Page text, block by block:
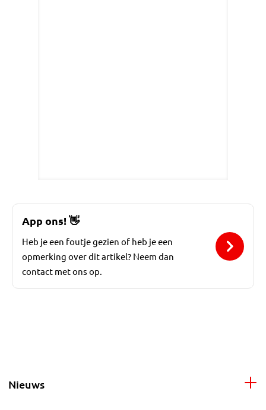
App ons!👋
Heb je een foutje gezien of heb je een
opmerking over dit artikel? Neem dan
contact met ons op.
Nieuws